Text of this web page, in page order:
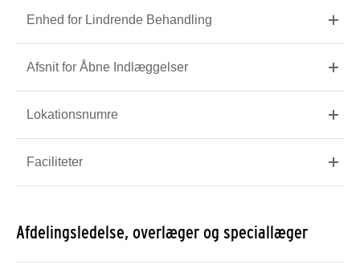
Enhed for Lindrende Behandling
Afsnit for Åbne Indlæggelser
Lokationsnumre
Faciliteter
Afdelingsledelse, overlæger og speciallæger